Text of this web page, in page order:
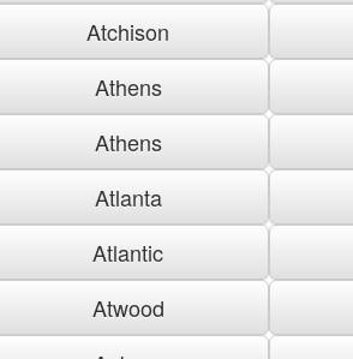
Atchison
Athens
Athens
Atlanta
Atlantic
Atwood